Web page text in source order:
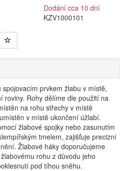
Dodání cca 10 dní
KZV1000101
prvkem žlabu v místě,
roviny. Rohy dělíme dle použití na
na rohu střechy v místě
v místě ukončení úžlabí.
žlabové spojky nebo zasunutím
tmelem, zajišťuje precizní
Žlabové háky doporučujeme
rohu z důvodu jeho
pod tíhou sněhu.